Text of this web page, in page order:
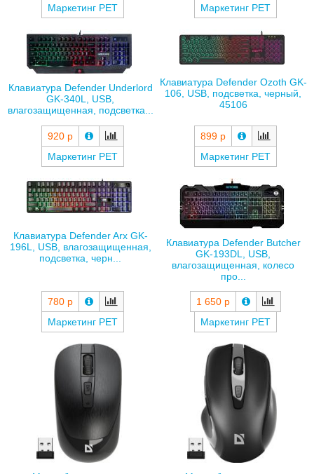
Маркетинг РЕТ
Маркетинг РЕТ
Клавиатура Defender Underlord
GK-340L, USB,
влагозащищенная, подсветка...
920 р
Маркетинг РЕТ
Клавиатура Defender Ozoth GK-
106, USB, подсветка, черный,
45106
899 р
Маркетинг РЕТ
Клавиатура Defender Arx GK-
196L, USB, влагозащищенная,
подсветка, черн...
780 р
Маркетинг РЕТ
Клавиатура Defender Butcher
GK-193DL, USB,
влагозащищенная, колесо
про...
1 650 р
Маркетинг РЕТ